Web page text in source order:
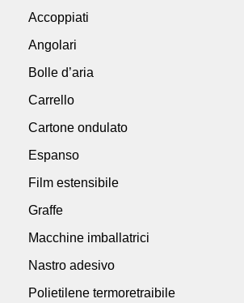
Accoppiati
Angolari
Bolle d’aria
Carrello
Cartone ondulato
Espanso
Film estensibile
Graffe
Macchine imballatrici
Nastro adesivo
Polietilene termoretraibile